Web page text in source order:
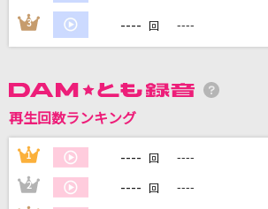
DAMに会員登録・ログインして
カラオケをもっと楽しもう！
自宅でカラオケ歌い放題！
3 ---- 回 ----
再生回数ランキング
1 ---- 回 ----
2 ---- 回 ----